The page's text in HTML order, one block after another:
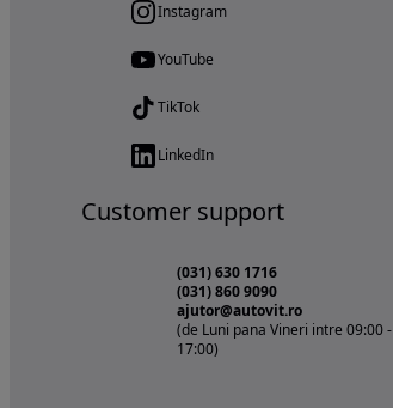
Instagram
YouTube
TikTok
LinkedIn
Customer support
(031) 630 1716
(031) 860 9090
ajutor@autovit.ro
(de Luni pana Vineri intre 09:00 -
17:00)